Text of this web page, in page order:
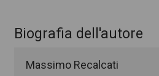
Biografia dell'autore
Massimo Recalcati